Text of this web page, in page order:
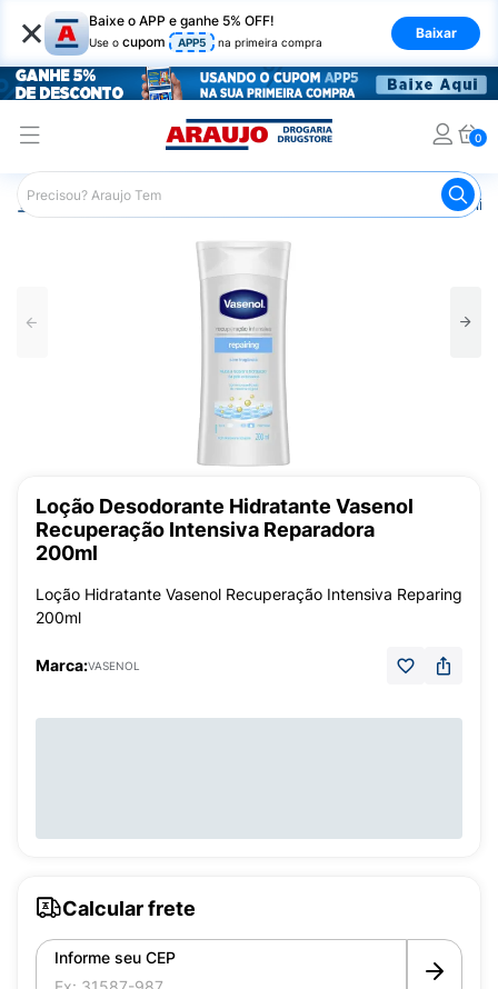
× Baixe o APP e ganhe 5% OFF!
Use o cupom APP5 na primeira compra
Baixar
0
Araujo Beleza e Cuidados
Loção Desodorante Hidratante Vasenol
Recuperação Intensiva Reparadora
200ml
Loção Hidratante Vasenol Recuperação Intensiva Reparing
200ml
Marca:VASENOL
Calcular frete
Informe seu CEP